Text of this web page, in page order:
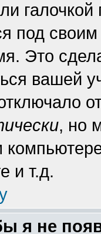
галочкой
под
Это
вашей
, но
и т.д.
я не